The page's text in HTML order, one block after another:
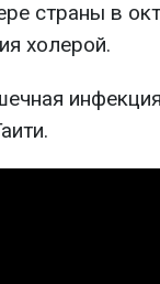
страны в
холерой.